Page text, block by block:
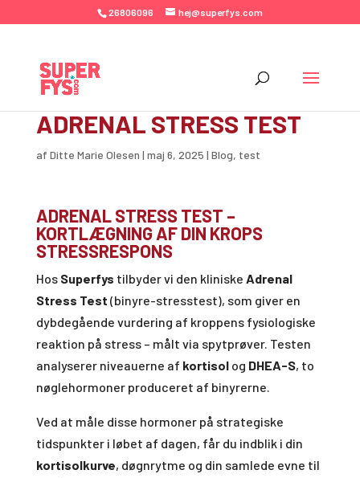
26806096 hej@superfys.com
ADRENAL STRESS TEST
af Ditte Marie Olesen | maj 6, 2025 | Blog, test
ADRENAL STRESS TEST –
KORTLÆGNING AF DIN KROPS
STRESSRESPONS
Hos Superfys tilbyder vi den kliniske Adrenal
Stress Test (binyre-stresstest), som giver en
dybdegående vurdering af kroppens fysiologiske
reaktion på stress – målt via spytprøver. Testen
analyserer niveauerne af kortisolog DHEA-S, to
nøglehormoner produceret af binyrerne.
Ved at måle disse hormoner på strategiske
tidspunkter i løbet af dagen, får du indblik i din
kortisolkurve, døgnrytme og din samlede evne til